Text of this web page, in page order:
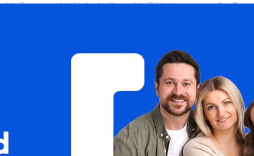
Sorgerecht, Unterhaltsrecht, Gütertrennung.